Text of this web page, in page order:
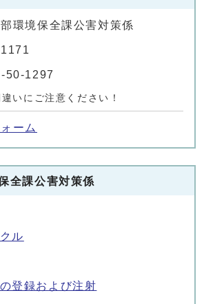
環境保全課公害対策係
50-1297
いにご注意ください！
ーム
全課公害対策係
ル
登録および注射